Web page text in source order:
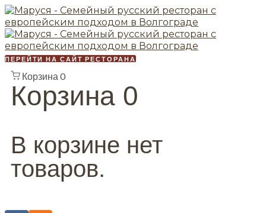
ПЕРЕЙТИ НА САЙТ РЕСТОРАНА
Корзина 0
Корзина 0
В корзине нет
товаров.